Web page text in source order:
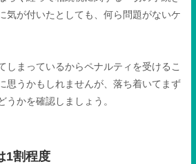
気が付いたとしても、何ら問題がないケ
しまっているからペナルティを受けるこ
思うかもしれませんが、落ち着いてまず
うかを確認しましょう。
1割程度